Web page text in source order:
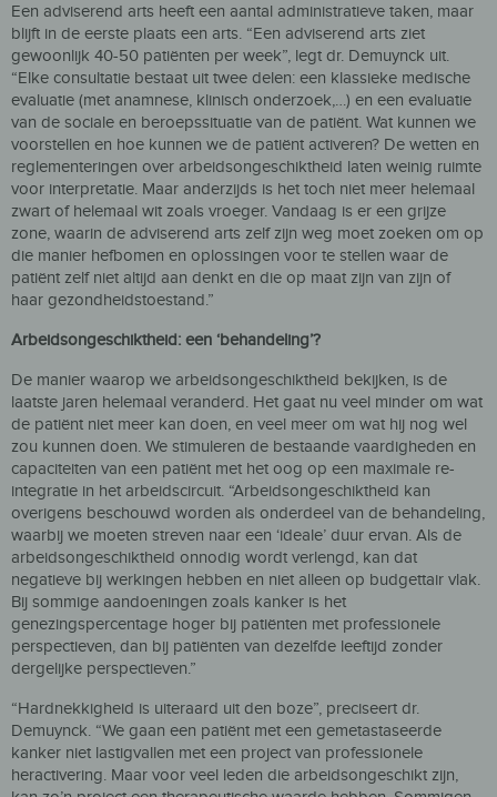
Een adviserend arts heeft een aantal administratieve taken, maar
blijft in de eerste plaats een arts. “Een adviserend arts ziet
gewoonlijk 40-50 patiënten per week”, legt dr. Demuynck uit.
“Elke consultatie bestaat uit twee delen: een klassieke medische
evaluatie (met anamnese, klinisch onderzoek,…) en een evaluatie
van de sociale en beroepssituatie van de patiënt. Wat kunnen we
voorstellen en hoe kunnen we de patiënt activeren? De wetten en
reglementeringen over arbeidsongeschiktheid laten weinig ruimte
voor interpretatie. Maar anderzijds is het toch niet meer helemaal
zwart of helemaal wit zoals vroeger. Vandaag is er een grijze
zone, waarin de adviserend arts zelf zijn weg moet zoeken om op
die manier hefbomen en oplossingen voor te stellen waar de
patiënt zelf niet altijd aan denkt en die op maat zijn van zijn of
haar gezondheidstoestand.”
Arbeidsongeschiktheid: een ‘behandeling’?
De manier waarop we arbeidsongeschiktheid bekijken, is de
laatste jaren helemaal veranderd. Het gaat nu veel minder om wat
de patiënt niet meer kan doen, en veel meer om wat hij nog wel
zou kunnen doen. We stimuleren de bestaande vaardigheden en
capaciteiten van een patiënt met het oog op een maximale re-
integratie in het arbeidscircuit. “Arbeidsongeschiktheid kan
overigens beschouwd worden als onderdeel van de behandeling,
waarbij we moeten streven naar een ‘ideale’ duur ervan. Als de
arbeidsongeschiktheid onnodig wordt verlengd, kan dat
negatieve bij werkingen hebben en niet alleen op budgettair vlak.
Bij sommige aandoeningen zoals kanker is het
genezingspercentage hoger bij patiënten met professionele
perspectieven, dan bij patiënten van dezelfde leeftijd zonder
dergelijke perspectieven.”
“Hardnekkigheid is uiteraard uit den boze”, preciseert dr.
Demuynck. “We gaan een patiënt met een gemetastaseerde
kanker niet lastigvallen met een project van professionele
heractivering. Maar voor veel leden die arbeidsongeschikt zijn,